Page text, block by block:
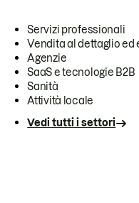
Servizi professionali
Vendita al dettaglio
Agenzie
SaaS e tecnologie B2B
Sanità
Attività locale
Vedi tutti i settori